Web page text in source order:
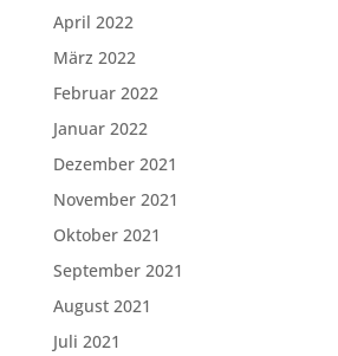
April 2022
März 2022
Februar 2022
Januar 2022
Dezember 2021
November 2021
Oktober 2021
September 2021
August 2021
Juli 2021